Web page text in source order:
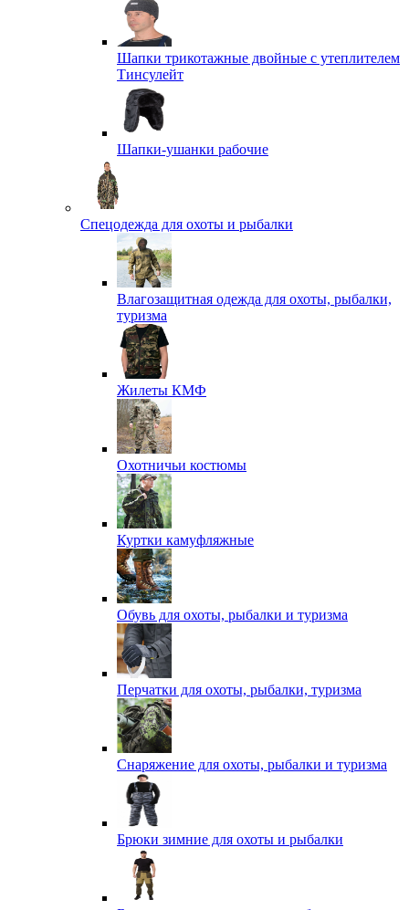
Шапки трикотажные двойные с утеплителем
Тинсулейт
Шапки-ушанки рабочие
Спецодежда для охоты и рыбалки
Влагозащитная одежда для охоты, рыбалки,
туризма
Жилеты КМФ
Охотничьи костюмы
Куртки камуфляжные
Обувь для охоты, рыбалки и туризма
Перчатки для охоты, рыбалки, туризма
Снаряжение для охоты, рыбалки и туризма
Брюки зимние для охоты и рыбалки